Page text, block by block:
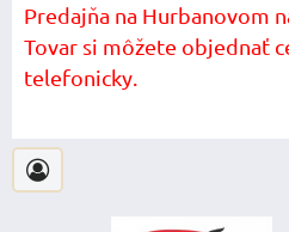
Predajňa na Hurbanovom
Tovar si môžete objednať
telefonicky.